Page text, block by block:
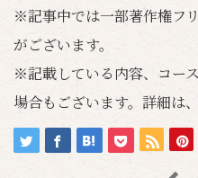
※記事中では一部著作権フ
がございます。
※記載している内容、コー
場合もございます。詳細は